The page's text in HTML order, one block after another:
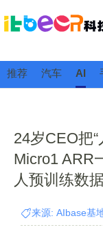
推荐 汽车 AI
24岁CEO把“
Micro1 ARR
人预训练数
来源: AIbase基